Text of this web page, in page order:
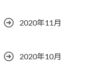
2020年11月
2020年10月